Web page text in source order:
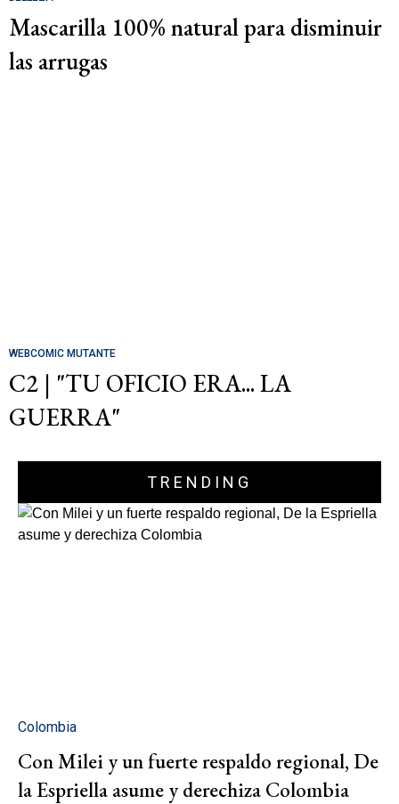
Mascarilla 100% natural para disminuir
las arrugas
WEBCOMIC MUTANTE
C2 | "TU OFICIO ERA... LA
GUERRA"
TRENDING
Colombia
Con Milei y un fuerte respaldo regional, De
la Espriella asume y derechiza Colombia